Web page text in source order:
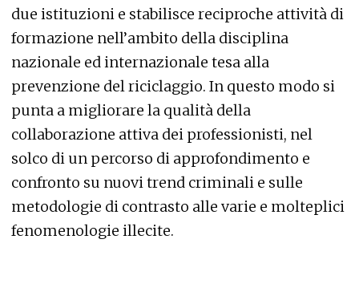
due istituzioni e stabilisce reciproche attività di
formazione nell’ambito della disciplina
nazionale ed internazionale tesa alla
prevenzione del riciclaggio. In questo modo si
punta a migliorare la qualità della
collaborazione attiva dei professionisti, nel
solco di un percorso di approfondimento e
confronto su nuovi trend criminali e sulle
metodologie di contrasto alle varie e molteplici
fenomenologie illecite.